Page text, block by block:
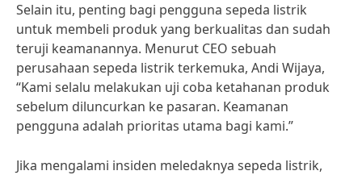
Selain itu, penting bagi pengguna sepeda listrik
untuk membeli produk yang berkualitas dan sudah
teruji keamanannya. Menurut CEO sebuah
perusahaan sepeda listrik terkemuka, Andi Wijaya,
“Kami selalu melakukan uji coba ketahanan produk
sebelum diluncurkan ke pasaran. Keamanan
pengguna adalah prioritas utama bagi kami.”
Jika mengalami insiden meledaknya sepeda listrik,